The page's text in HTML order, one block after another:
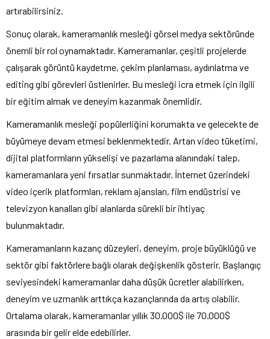
artırabilirsiniz.
Sonuç olarak, kameramanlık mesleği görsel medya sektöründe
önemli bir rol oynamaktadır. Kameramanlar, çeşitli projelerde
çalışarak görüntü kaydetme, çekim planlaması, aydınlatma ve
editing gibi görevleri üstlenirler. Bu mesleği icra etmek için ilgili
bir eğitim almak ve deneyim kazanmak önemlidir.
Kameramanlık mesleği popülerliğini korumakta ve gelecekte de
büyümeye devam etmesi beklenmektedir. Artan video tüketimi,
dijital platformların yükselişi ve pazarlama alanındaki talep,
kameramanlara yeni fırsatlar sunmaktadır. İnternet üzerindeki
video içerik platformları, reklam ajansları, film endüstrisi ve
televizyon kanalları gibi alanlarda sürekli bir ihtiyaç
bulunmaktadır.
Kameramanların kazanç düzeyleri, deneyim, proje büyüklüğü ve
sektör gibi faktörlere bağlı olarak değişkenlik gösterir. Başlangıç ​​
seviyesindeki kameramanlar daha düşük ücretler alabilirken,
deneyim ve uzmanlık arttıkça kazançlarında da artış olabilir.
Ortalama olarak, kameramanlar yıllık 30.000$ ile 70.000$
arasında bir gelir elde edebilirler.